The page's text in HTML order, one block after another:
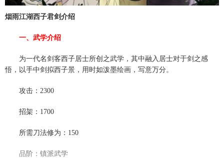
烟雨江湖西子君剑介绍
一、武学介绍
为一代名剑客西子居士所创之武学，其中融入居士对于剑之感
悟，以手中剑拟西子景，用时如泼墨绘画，写意万分。
攻击：2300
招架：1700
所需刀法修为：150
品阶：镇派武学